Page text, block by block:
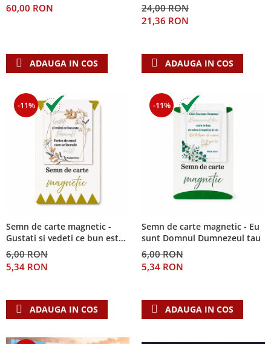
Teologie
Dogmatica
Misiune
Viata crestina
Contemporaneitate
Devotional
Lupta Spirituala
Schimbarea caracterului
Suferinta
Viata din belsug
Viata de zi cu zi
Despre afaceri
Leadership
Mediu
Sanatate / nutritie
60,00 RON
ADAUGA IN COS
24,00 RON
21,36 RON
ADAUGA IN COS
-11%
Semn de carte magnetic -
Gustati si vedeti ce bun este
Domnul!
6,00 RON
5,34 RON
ADAUGA IN COS
-11%
Semn de carte magnetic - Eu
sunt Domnul Dumnezeul tau
6,00 RON
5,34 RON
ADAUGA IN COS